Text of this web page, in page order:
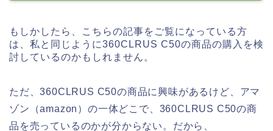
もしかしたら、こちらの記事をご覧になっている方
は、私と同じように360CLRUS C50の商品の購入を検
討しているのかもしれません。
ただ、360CLRUS C50の商品に興味があるけど、アマ
ゾン（amazon）の一体どこで、360CLRUS C50の商
品を売っているのかが分からない。だから、